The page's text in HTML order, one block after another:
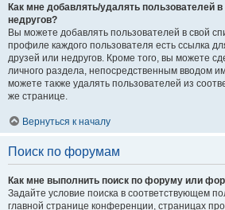
Как мне добавлять/удалять пользователей
недругов?
Вы можете добавлять пользователей в свой
профиле каждого пользователя есть ссылка
друзей или недругов. Кроме того, вы можете
личного раздела, непосредственным вводом
можете также удалять пользователей из
же странице.
Вернуться к началу
Поиск по форумам
Как мне выполнить поиск по форуму или
Задайте условие поиска в соответствующем
главной странице конференции, страницах